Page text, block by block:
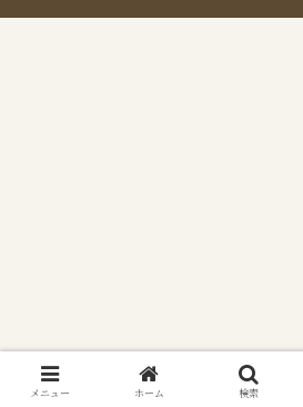
メニュー ホーム 検索